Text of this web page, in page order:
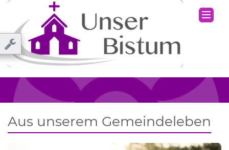
Aus unserem Gemeindeleben